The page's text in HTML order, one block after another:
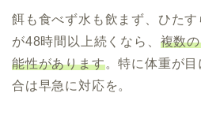
餌も食べず水も飲まず、ひた
が48時間以上続くなら、 複数
能性があります。特に体重が
合は早急に対応を。